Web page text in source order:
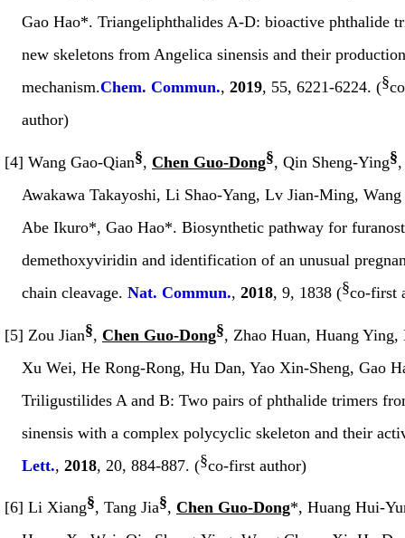
Gao Hao*. Triangeliphthalides A-D: bioactive phthalide
new skeletons from Angelica sinensis and their production
mechanism.Chem. Commun., 2019, 55, 6221-6224. (§
author)
[4] Wang Gao-Qian§, Chen Guo-Dong§, Qin Sheng-Ying§
Awakawa Takayoshi, Li Shao-Yang, Lv Jian-Ming,
Abe Ikuro*, Gao Hao*. Biosynthetic pathway for
demethoxyviridin and identification of an unusual
chain cleavage. Nat. Commun., 2018, 9, 1838 (§co-first
[5] Zou Jian§, Chen Guo-Dong§, Zhao Huan, Huang
Xu Wei, He Rong-Rong, Hu Dan, Yao Xin-Sheng, Gao
Triligustilides A and B: Two pairs of phthalide trimers
sinensis with a complex polycyclic skeleton and their
Lett., 2018, 20, 884-887. (§co-first author)
[6] Li Xiang§, Tang Jia§, Chen Guo-Dong*, Huang Hui-